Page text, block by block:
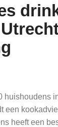
huishoudens
een
heeft een